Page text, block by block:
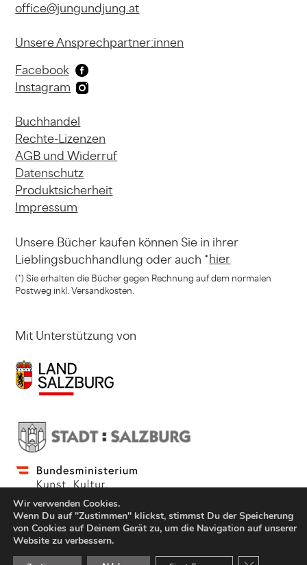
office@jungundjung.at
Unsere Ansprechpartner:innen
Facebook
Instagram
Buchhandel
Rechte-Lizenzen
AGB und Widerruf
Datenschutz
Produktsicherheit
Impressum
Unsere Bücher kaufen könnenSie in ihrer
Lieblingsbuchhandlung oder auch *hier
(*) Sie erhalten die Bücher gegen Rechnung auf dem normalen
Postweg inkl. Versandkosten.
Mit Unterstützung von
© Copyright Jung und Jung Verlag GmbH 2021
Wir verwenden Cookies.
Wenn Du auf "Zustimmen" klickst, stimmst Du der Speicherung
von Cookies auf Deinem Gerät zu, um die Navigation auf unserer
Website zu verbessern.